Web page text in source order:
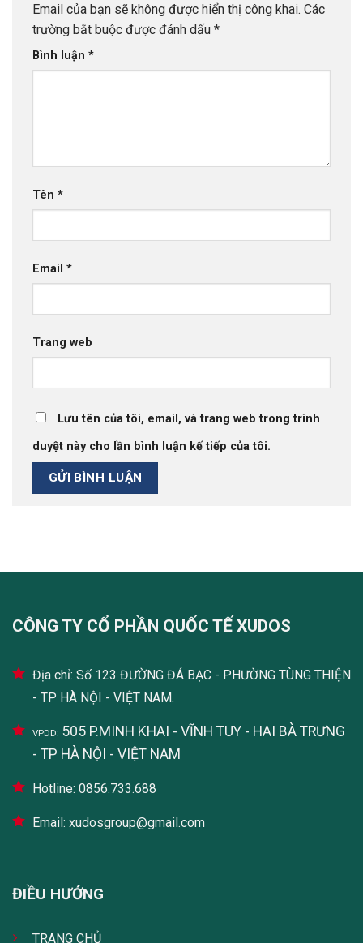
Email của bạn sẽ không được hiển thị công khai. Các
trường bắt buộc được đánh dấu *
Bình luận *
Tên *
Email *
Trang web
Lưu tên của tôi, email, và trang web trong trình
duyệt này cho lần bình luận kế tiếp của tôi.
CÔNG TY CỔ PHẦN QUỐC TẾ XUDOS
Địa chỉ: Số 123 ĐƯỜNG ĐÁ BẠC - PHƯỜNG TÙNG THIỆN
- TP HÀ NỘI - VIỆT NAM.
VPDD: 505 P.MINH KHAI - VĨNH TUY - HAI BÀ TRƯNG
- TP HÀ NỘI - VIỆT NAM
Hotline: 0856.733.688
Email: xudosgroup@gmail.com
ĐIỀU HƯỚNG
TRANG CHỦ